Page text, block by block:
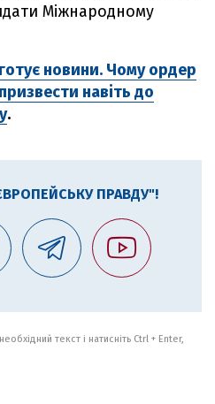
Міжнародному
готує новини. Чому ордер
навіть до
.
ПРАВДУ"!
текст і натисніть Ctrl + Enter,